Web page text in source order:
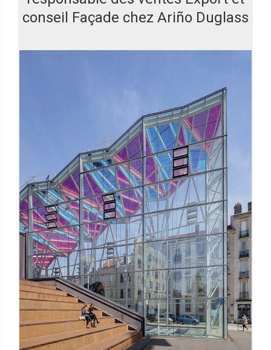
conseil Façade chez Ariño Duglass